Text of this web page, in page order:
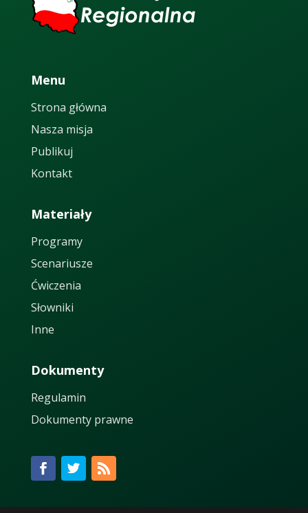
Menu
Strona główna
Nasza misja
Publikuj
Kontakt
Materiały
Programy
Scenariusze
Ćwiczenia
Słowniki
Inne
Dokumenty
Regulamin
Dokumenty prawne